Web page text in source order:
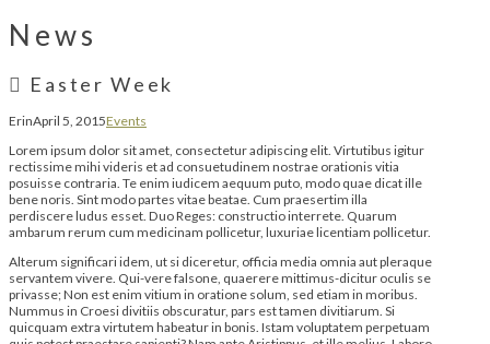
News
Easter Week
ErinApril 5, 2015Events
Lorem ipsum dolor sit amet, consectetur adipiscing elit. Virtutibus igitur
rectissime mihi videris et ad consuetudinem nostrae orationis vitia
posuisse contraria. Te enim iudicem aequum puto, modo quae dicat ille
bene noris. Sint modo partes vitae beatae. Cum praesertim illa
perdiscere ludus esset. Duo Reges: constructio interrete. Quarum
ambarum rerum cum medicinam pollicetur, luxuriae licentiam pollicetur.
Alterum significari idem, ut si diceretur, officia media omnia aut pleraque
servantem vivere. Qui-vere falsone, quaerere mittimus-dicitur oculis se
privasse; Non est enim vitium in oratione solum, sed etiam in moribus.
Nummus in Croesi divitiis obscuratur, pars est tamen divitiarum. Si
quicquam extra virtutem habeatur in bonis. Istam voluptatem perpetuam